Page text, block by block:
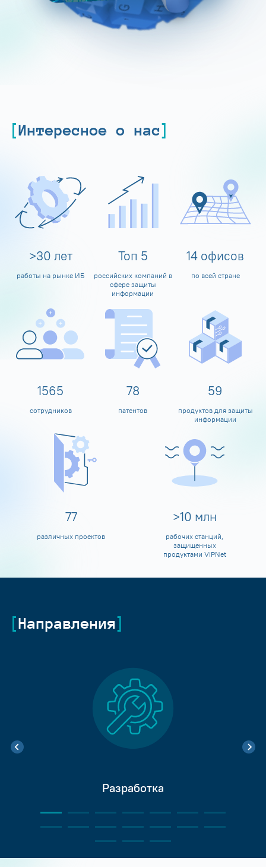
Интересное о нас
>30 лет
работы на рынке ИБ
Топ 5
российских компаний в
сфере защиты
информации
14 офисов
по всей стране
1600
сотрудников
80
патентов
60
продуктов для защиты
информации
80
различных проектов
>10 млн
рабочих станций,
защищенных
продуктами ViPNet
Направления
Разработка